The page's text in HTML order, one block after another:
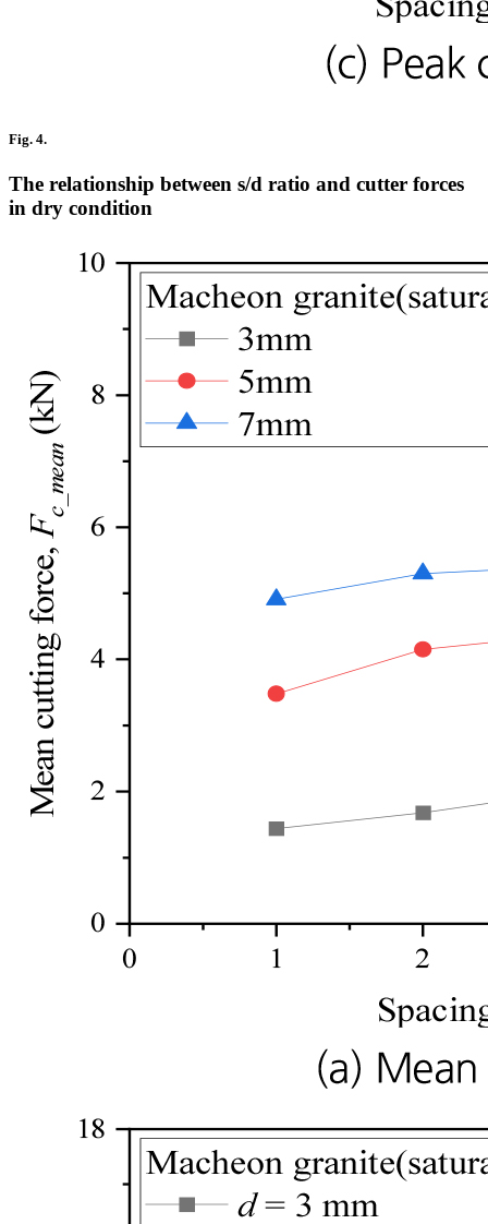
Fig. 4.
The relationship between s/d ratio and cutter forces
in dry condition